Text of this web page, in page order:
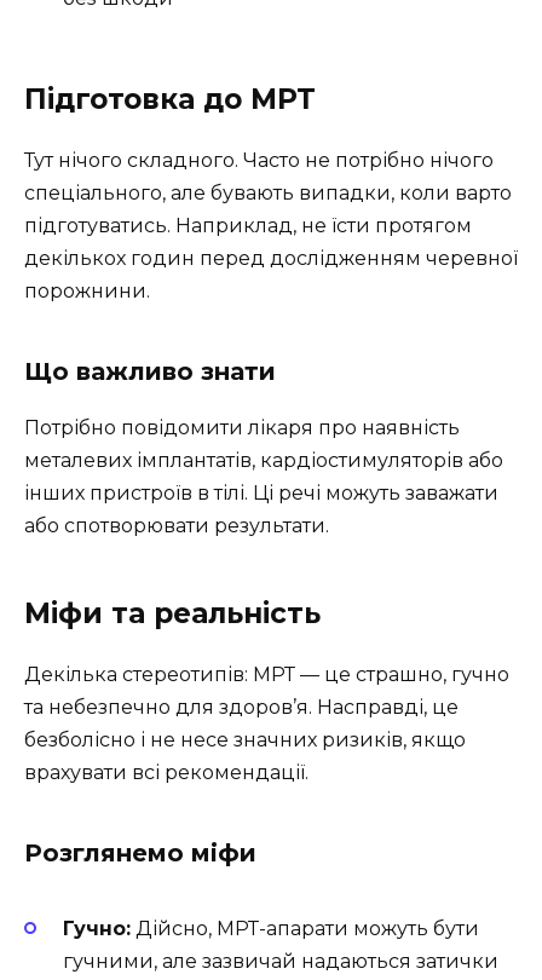
Підготовка до МРТ
Тут нічого складного. Часто не потрібно нічого
спеціального, але бувають випадки, коли варто
підготуватись. Наприклад, не їсти протягом
декількох годин перед дослідженням черевної
порожнини.
Що важливо знати
Потрібно повідомити лікаря про наявність
металевих імплантатів, кардіостимуляторів або
інших пристроїв в тілі. Ці речі можуть заважати
або спотворювати результати.
Міфи та реальність
Декілька стереотипів: МРТ — це страшно, гучно
та небезпечно для здоров’я. Насправді, це
безболісно і не несе значних ризиків, якщо
врахувати всі рекомендації.
Розглянемо міфи
Гучно: Дійсно, МРТ-апарати можуть бути
гучними, але зазвичай надаються затички